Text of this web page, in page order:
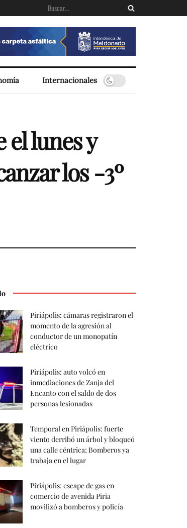
Internacionales
lunes y
los -3º
Piriápolis: cámaras registraron el
momento de la agresión al
conductor de un monopatín
eléctrico
Piriápolis: auto volcó en
inmediaciones de Zanja del
Encanto con el saldo de dos
personas lesionadas
Temporal en Piriápolis: fuerte
viento derribó un árbol y bloqueó
una calle céntrica; Bomberos ya
trabaja en el lugar
Piriápolis: escape de gas en
comercio de avenida Piria
movilizó a bomberos y policía